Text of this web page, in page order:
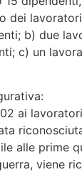
dei
b) due
c) un
ai
alle prime
viene